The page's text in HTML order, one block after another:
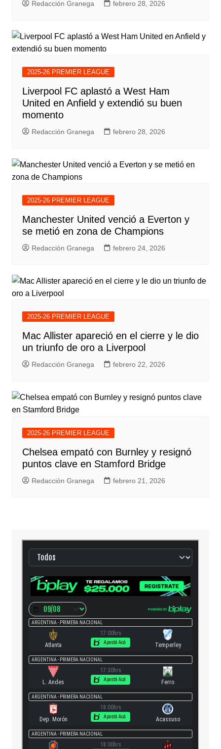
Redacción Granega febrero 28, 2026
2025-26 PREMIER LEAGUE
Liverpool FC aplastó a West Ham
United en Anfield y extendió su buen
momento
Redacción Granega febrero 28, 2026
2025-26 PREMIER LEAGUE
Manchester United venció a Everton y
se metió en zona de Champions
Redacción Granega febrero 24, 2026
2025-26 PREMIER LEAGUE
Mac Allister apareció en el cierre y le dio
un triunfo de oro a Liverpool
Redacción Granega febrero 22, 2026
2025-26 PREMIER LEAGUE
Chelsea empató con Burnley y resignó
puntos clave en Stamford Bridge
Redacción Granega febrero 21, 2026